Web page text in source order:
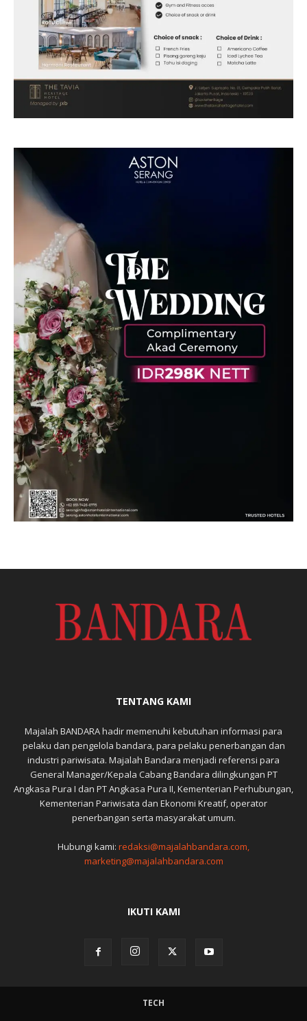
TENTANG KAMI
Majalah BANDARA hadir memenuhi kebutuhan informasi para
pelaku dan pengelola bandara, para pelaku penerbangan dan
industri pariwisata. Majalah Bandara menjadi referensi para
General Manager/Kepala Cabang Bandara dilingkungan PT
Angkasa Pura I dan PT Angkasa Pura II, Kementerian Perhubungan,
Kementerian Pariwisata dan Ekonomi Kreatif, operator
penerbangan serta masyarakat umum.
Hubungi kami: redaksi@majalahbandara.com,
marketing@majalahbandara.com
IKUTI KAMI
TECH